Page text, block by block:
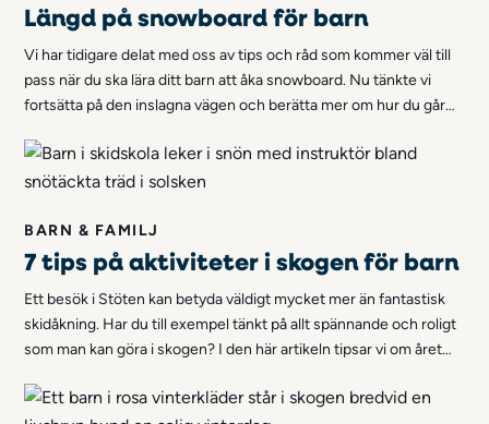
Längd på snowboard för barn
Vi har tidigare delat med oss av tips och råd som kommer väl till
pass när du ska lära ditt barn att åka snowboard. Nu tänkte vi
fortsätta på den inslagna vägen och berätta mer om hur du går
BARN & FAMILJ
7 tips på aktiviteter i skogen för barn
Ett besök i Stöten kan betyda väldigt mycket mer än fantastisk
skidåkning. Har du till exempel tänkt på allt spännande och roligt
som man kan göra i skogen? I den här artikeln tipsar vi om året
för barn i alla åldrar!